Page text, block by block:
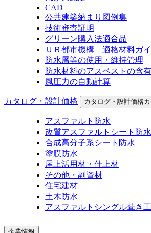
CAD
公共建築納まり図例集
技術審査証明
グリーン購入法適合品
ＵＲ都市機構 適格材料ガ
防水層等の使用・維持管理
防水材料のアスベストの含有
風圧力の自動計算
カタログ・設計価格 カタログ・設計価格カ
アスファルト防水
改質アスファルトシート防水
合成高分子系シート防水
塗膜防水
屋上活用材・仕上材
その他・副資材
住宅建材
土木防水
アスファルトシングル葺き